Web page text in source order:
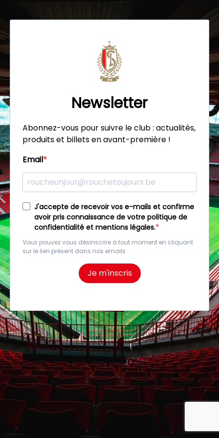
Newsletter
Abonnez-vous pour suivre le club : actualités,
produits et billets en avant-première !
Email
J'accepte de recevoir vos e-mails et confirme
avoir pris connaissance de votre politique de
confidentialité et mentions légales.
Vous pouvez vous désinscrire à tout moment en cliquant
sur le lien présent dans nos emails.
Je m'inscris